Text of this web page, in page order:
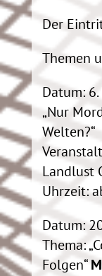
Der
Themen
Datum:
„Nur
Welten?“
Landlust
Uhrzeit:
Datum:
Thema:
Folgen“